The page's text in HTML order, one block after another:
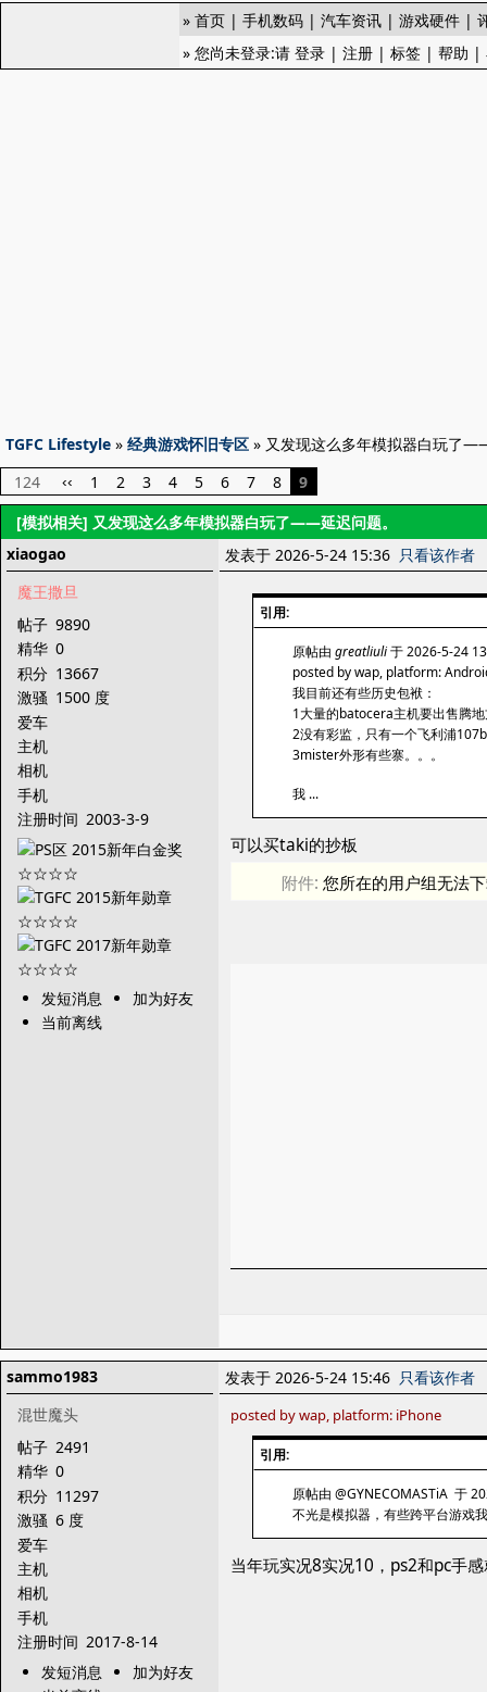
» 首页 | 手机数码 | 汽车资讯 | 游戏硬件 |
» 您尚未登录:请 登录 | 注册 | 标签 | 帮助 |
TGFC Lifestyle » 经典游戏怀旧专区 » 又发现这么多年模拟器白玩了
124
‹‹ 1 2 3 4 5 6 7 8
9
[模拟相关] 又发现这么多年模拟器白玩了——延迟问题。
xiaogao
魔王撒旦
帖子 9890
精华 0
积分 13667
激骚 1500 度
爱车
主机
相机
手机
注册时间 2003-3-9
发短消息
加为好友
当前离线
发表于 2026-5-24 15:36 只看该作者
引用:
原帖由 greatliuli于 2026-5-24
posted by wap, platform:
我目前还有些历史包袱：
1大量的batocera主机要出售腾
2没有彩监，只有一个飞利浦
3mister外形有些寨。。。
我 ...
可以买taki的抄板
附件:您所在的用户组无法
sammo1983
混世魔头
帖子 2491
精华 0
积分 11297
激骚 6 度
爱车
主机
相机
手机
注册时间 2017-8-14
发短消息
加为好友
发表于 2026-5-24 15:46 只看该作者
posted by wap, platform: iPhone
引用:
原帖由 @GYNECOMASTiA 于
不光是模拟器，有些跨平台游戏
当年玩实况8实况10，ps2和pc手